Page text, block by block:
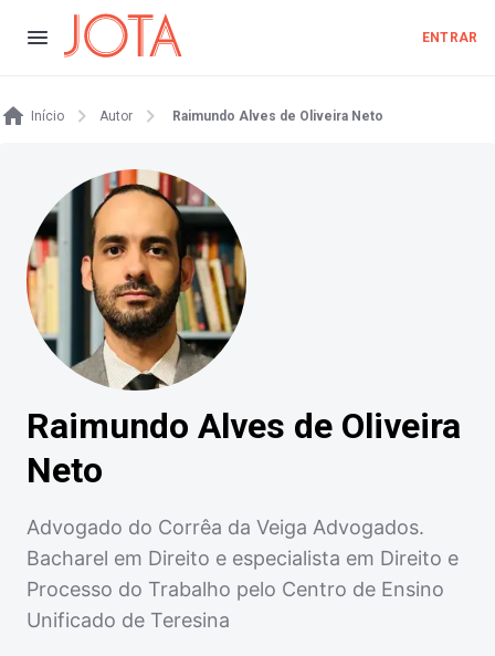
ENTRAR
Início Autor Raimundo Alves de Oliveira Neto
Raimundo Alves de Oliveira
Neto
Advogado do Corrêa da Veiga Advogados.
Bacharel em Direito e especialista em Direito e
Processo do Trabalho pelo Centro de Ensino
Unificado de Teresina